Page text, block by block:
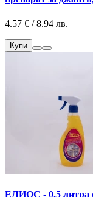
4.57 € / 8.94 лв.
Купи
ЕЛИОС - 0,5 литра